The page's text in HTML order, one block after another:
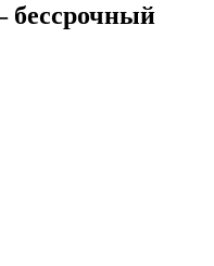
бессрочный